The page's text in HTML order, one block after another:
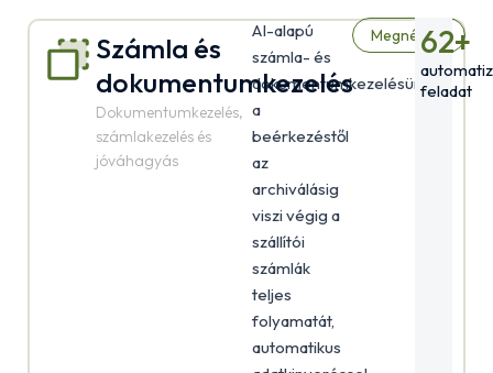
Számla és
dokumentumkezelés
Dokumentumkezelés,
számlakezelés és
jóváhagyás
AI-alapú
számla- és
dokumentumkezelésünk
a
beérkezéstől
az
archiválásig
viszi végig a
szállítói
számlák
teljes
folyamatát,
automatikus
Megnézem
62+
feladat